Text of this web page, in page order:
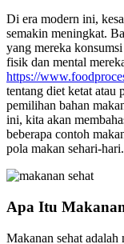
Di era modern ini,
semakin meningkat.
yang mereka
fisik dan mental
https://
tentang diet ketat atau
pemilihan bahan
ini, kita akan
beberapa contoh
pola makan sehari-hari.
Apa Itu
Makanan sehat